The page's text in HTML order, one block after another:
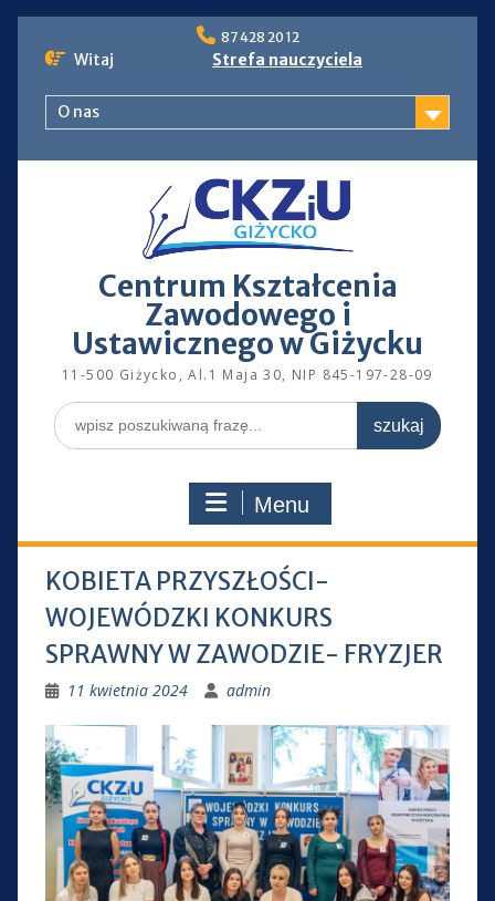
to
87 428 20 12
Witaj Strefa nauczyciela
O nas
Centrum Kształcenia
Zawodowego i
Ustawicznego w Giżycku
11-500 Giżycko, Al.1 Maja 30, NIP 845-197-28-09
Search
for:
Menu
KOBIETA PRZYSZŁOŚCI-
WOJEWÓDZKI KONKURS
SPRAWNY W ZAWODZIE- FRYZJER
11 kwietnia 2024 admin